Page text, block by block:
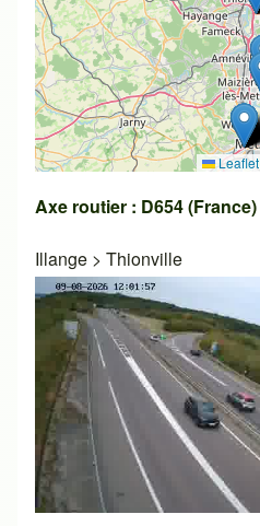
Leaflet
Axe routier : D654 (France)
Illange > Thionville